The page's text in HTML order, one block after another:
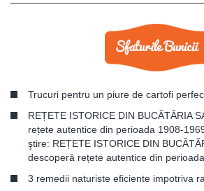
Trucuri pentru un piure de cartofi
REȚETE ISTORICE DIN BUCĂTĂRIA
rețete autentice din perioada 1908-
ştire: REȚETE ISTORICE DIN
descoperă rețete autentice din
3 remedii naturiste eficiente impotriva